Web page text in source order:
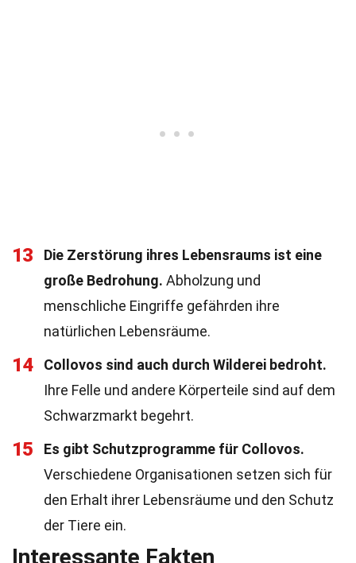
13
Die Zerstörung ihres Lebensraums ist eine
große Bedrohung. Abholzung und
menschliche Eingriffe gefährden ihre
natürlichen Lebensräume.
14
Collovos sind auch durch Wilderei bedroht.
Ihre Felle und andere Körperteile sind auf dem
Schwarzmarkt begehrt.
15
Es gibt Schutzprogramme für Collovos.
Verschiedene Organisationen setzen sich für
den Erhalt ihrer Lebensräume und den Schutz
der Tiere ein.
Interessante Fakten